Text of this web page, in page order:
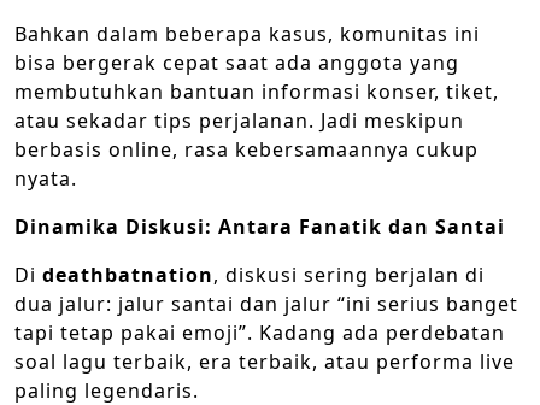
Bahkan dalam beberapa kasus, komunitas ini
bisa bergerak cepat saat ada anggota yang
membutuhkan bantuan informasi konser, tiket,
atau sekadar tips perjalanan. Jadi meskipun
berbasis online, rasa kebersamaannya cukup
nyata.
Dinamika Diskusi: Antara Fanatik dan Santai
Di deathbatnation, diskusi sering berjalan di
dua jalur: jalur santai dan jalur “ini serius banget
tapi tetap pakai emoji”. Kadang ada perdebatan
soal lagu terbaik, era terbaik, atau performa live
paling legendaris.